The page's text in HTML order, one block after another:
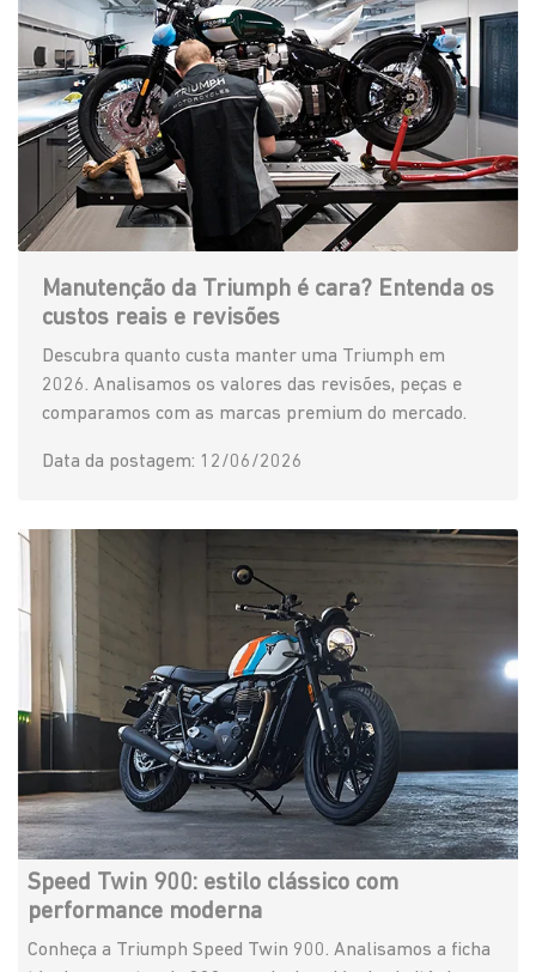
Manutenção da Triumph é cara? Entenda os
custos reais e revisões
Descubra quanto custa manter uma Triumph em
2026. Analisamos os valores das revisões, peças e
comparamos com as marcas premium do mercado.
Data da postagem: 12/06/2026
Speed Twin 900: estilo clássico com
performance moderna
Conheça a Triumph Speed Twin 900. Analisamos a ficha